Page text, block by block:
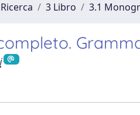
3 Libro 3.1